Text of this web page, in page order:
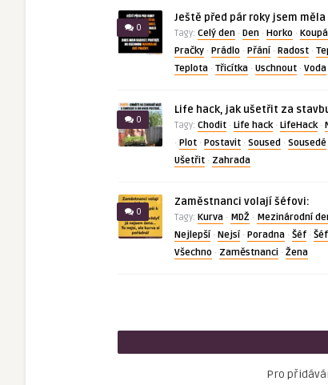
0
Ještě před pár roky jsem
Tagy: Celý den · Den · Horko ·
Pračky · Prádlo · Přání· Radost ·
Teplota · Třicítka · Uschnout · Voda
0
Life hack, jak ušetřit za
Tagy: Chodit · Life hack· LifeHack·
· Plot · Postavit · Soused · Sousedé
Ušetřit · Zahrada
0
Zaměstnanci volají šéfovi:
Tagy: Kurva · MDŽ · Mezinárodní
Nejlepší· Nejsí· Poradna · Šéf ·
Všechno · Zaměstnanci · Žena
Pro